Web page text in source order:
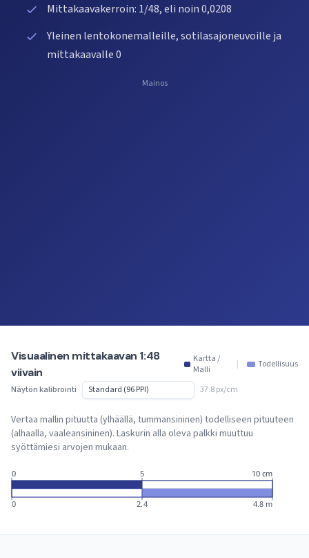
Mittakaavakerroin: 1/48, eli noin 0,0208
Yleinen lentokonemalleille, sotilasajoneuvoille ja
mittakaavalle 0
Mainos
Visuaalinen mittakaavan 1:48
viivain
Kartta /
Malli
| Todellisuus
Näytön kalibrointi 37.8 px/cm
Vertaa mallin pituutta (ylhäällä, tummansininen) todelliseen pituuteen
(alhaalla, vaaleansininen). Laskurin alla oleva palkki muuttuu
syöttämiesi arvojen mukaan.
0
0
5
2.4
10 cm
4.8 m